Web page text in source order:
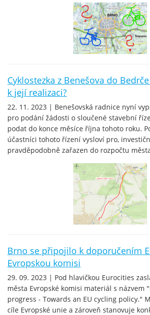
Cyklostezka z Benešova do
k její realizaci?
22. 11. 2023 | Benešovská radnice nyní
pro podání žádosti o sloučené stavební
podat do konce měsíce října tohoto roku.
účastníci tohoto řízení vysloví pro,
pravděpodobně zařazen do rozpočtu
Brno se připojilo k doporučením
Evropskou komisi
29. 09. 2023 | Pod hlavičkou Eurocities
města Evropské komisi materiál s názvem
progress - Towards an EU cycling policy."
cíle Evropské unie a zároveň stanovuje